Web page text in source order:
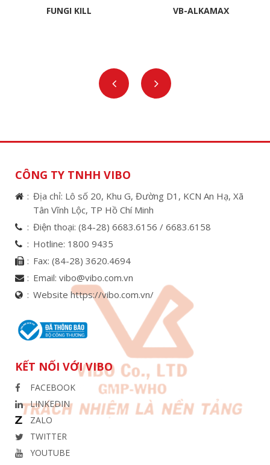
FUNGI KILL VB-ALKAMAX
CÔNG TY TNHH VIBO
Địa chỉ: Lô số 20, Khu G, Đường D1, KCN An Hạ, Xã
Tân Vĩnh Lộc, TP Hồ Chí Minh
Điện thoại: (84-28) 6683.6156 / 6683.6158
Hotline: 1800 9435
Fax: (84-28) 3620.4694
Email: vibo@vibo.com.vn
Website https://vibo.com.vn/
KẾT NỐI VỚI VIBO
FACEBOOK
LINKEDIN
ZALO
TWITTER
YOUTUBE